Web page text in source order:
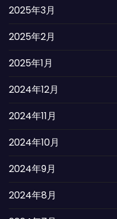
2025年3月
2025年2月
2025年1月
2024年12月
2024年11月
2024年10月
2024年9月
2024年8月